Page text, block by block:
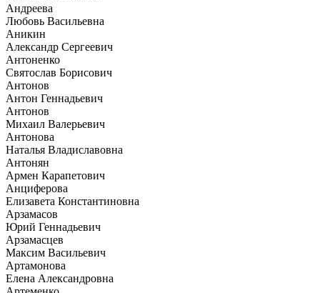
Андреева
Любовь Васильевна
Аникин
Александр Сергеевич
Антоненко
Святослав Борисович
Антонов
Антон Геннадьевич
Антонов
Михаил Валерьевич
Антонова
Наталья Владиславовна
Антонян
Армен Карапетович
Анциферова
Елизавета Константиновна
Арзамасов
Юрий Геннадьевич
Арзамасцев
Максим Васильевич
Артамонова
Елена Александровна